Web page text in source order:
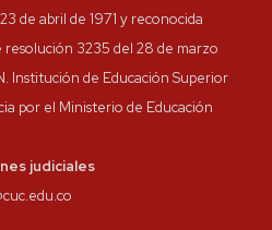
de abril de 1971 y reconocida
3235 del 28 de marzo
Institución de Educación Superior
por el Ministerio de Educación
judiciales